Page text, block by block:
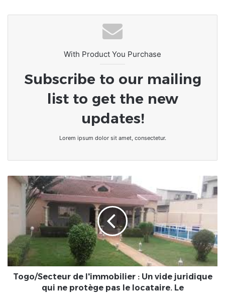
With Product You Purchase
Subscribe to our mailing
list to get the new
updates!
Lorem ipsum dolor sit amet, consectetur.
Togo/Secteur
l'immobilier
juridique
qui
ne
protège
Togo/Secteur de l'immobilier : Un vide juridique
qui ne protège pas le locataire. Le